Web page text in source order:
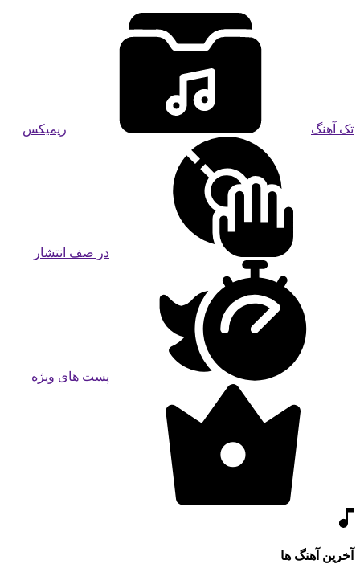
تک آهنگ ریمیکس
در صف انتشار
پست های ویژه
آخرین آهنگ ها